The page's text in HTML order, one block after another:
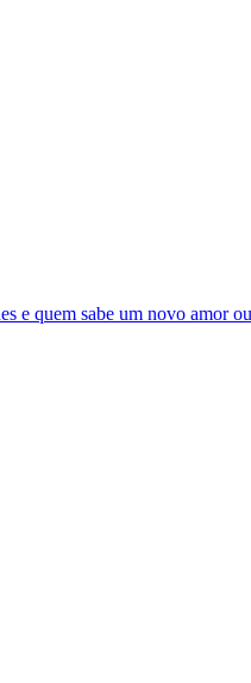
e quem sabe um novo amor